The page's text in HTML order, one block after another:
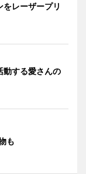
レーザープリ
動する愛さんの
も